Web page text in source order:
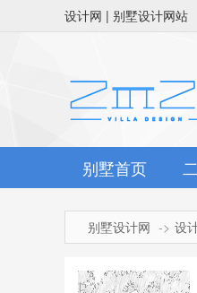
设计网 | 别墅设计网站
别墅首页
别墅设计网 设